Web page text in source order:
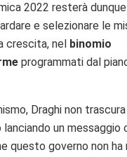
2022 resterà
e selezionare le
crescita, nel binomio
programmati dal
Draghi non
un messaggio
questo governo non ha